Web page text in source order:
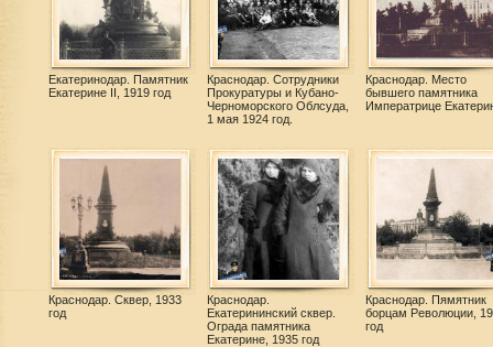
Екатеринодар. Памятник
Екатерине II, 1919 год
Краснодар. Сотрудники
Прокуратуры и Кубано-
Черноморского Облсуда,
1 мая 1924 год.
Краснодар. Место
бывшего памятника
Императрице
Краснодар. Сквер, 1933
год
Краснодар.
Екатерининский сквер.
Ограда памятника
Екатерине, 1935 год
Краснодар. Пямятник
борцам Революции,
год